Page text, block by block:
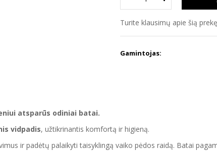
Turite klausimų apie šią
Gamintojas:
atsparūs odiniai batai.
vidpadis, užtikrinantis komfortą ir higieną.
ir padėtų palaikyti taisyklingą vaiko pėdos raidą. Batai